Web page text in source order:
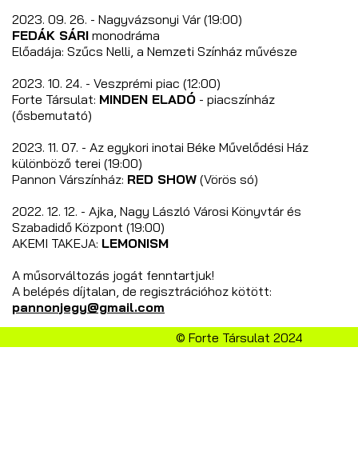
2023. 09. 26. - Nagyvázsonyi Vár (19:00)
FEDÁK SÁRI monodráma
Előadája: Szűcs Nelli, a Nemzeti Színház művésze
2023. 10. 24. - Veszprémi piac (12:00)
Forte Társulat: MINDEN ELADÓ - piacszínház
(ősbemutató)
2023. 11. 07. - Az egykori inotai Béke Művelődési Ház
különböző terei (19:00)
Pannon Várszínház: RED SHOW (Vörös só)
2022. 12. 12. - Ajka, Nagy László Városi Könyvtár és
Szabadidő Központ (19:00)
AKEMI TAKEJA: LEMONISM
A műsorváltozás jogát fenntartjuk!
A belépés díjtalan, de regisztrációhoz kötött:
pannonjegy@gmail.com
© Forte Társulat 2024